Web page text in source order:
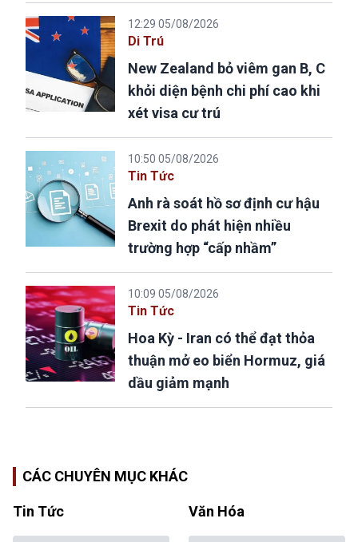
12:29 05/08/2026
Di Trú
New Zealand bỏ viêm gan B, C
khỏi diện bệnh chi phí cao khi
xét visa cư trú
10:50 05/08/2026
Tin Tức
Anh rà soát hồ sơ định cư hậu
Brexit do phát hiện nhiều
trường hợp “cấp nhầm”
10:09 05/08/2026
Tin Tức
Hoa Kỳ - Iran có thể đạt thỏa
thuận mở eo biển Hormuz, giá
dầu giảm mạnh
CÁC CHUYÊN MỤC KHÁC
Tin Tức Văn Hóa